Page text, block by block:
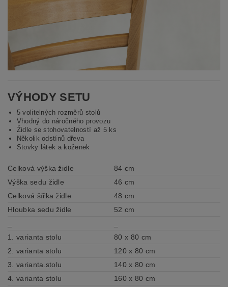
VÝHODY SETU
5 volitelných rozměrů stolů
Vhodný do náročného provozu
Židle se stohovatelností až 5 ks
Několik odstínů dřeva
Stovky látek a koženek
Celková výška židle
84 cm
Výška sedu židle
46 cm
Celková šířka židle
48 cm
Hloubka sedu židle
52 cm
1. varianta stolu
80 x 80 cm
2. varianta stolu
120 x 80 cm
3. varianta.stolu
140 x 80 cm
4. varianta stolu
160 x 80 cm